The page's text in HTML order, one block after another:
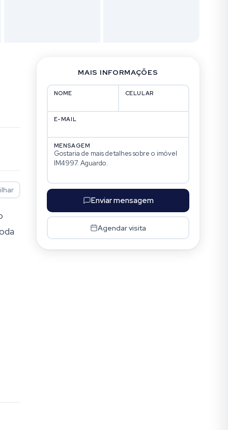
MAIS INFORMAÇÕES
NOME CELULAR
E-MAIL
MENSAGEM
Enviar mensagem
Agendar visita